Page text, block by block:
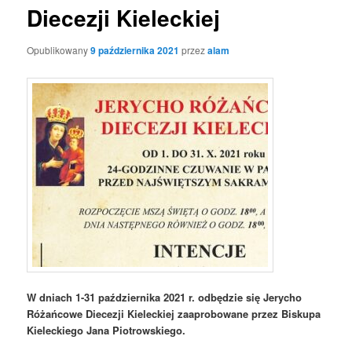
Diecezji Kieleckiej
Opublikowany9 października 2021 przezalam
W dniach 1-31 października 2021 r. odbędzie się Jerycho
Różańcowe Diecezji Kieleckiej zaaprobowane przez Biskupa
Kieleckiego Jana Piotrowskiego.